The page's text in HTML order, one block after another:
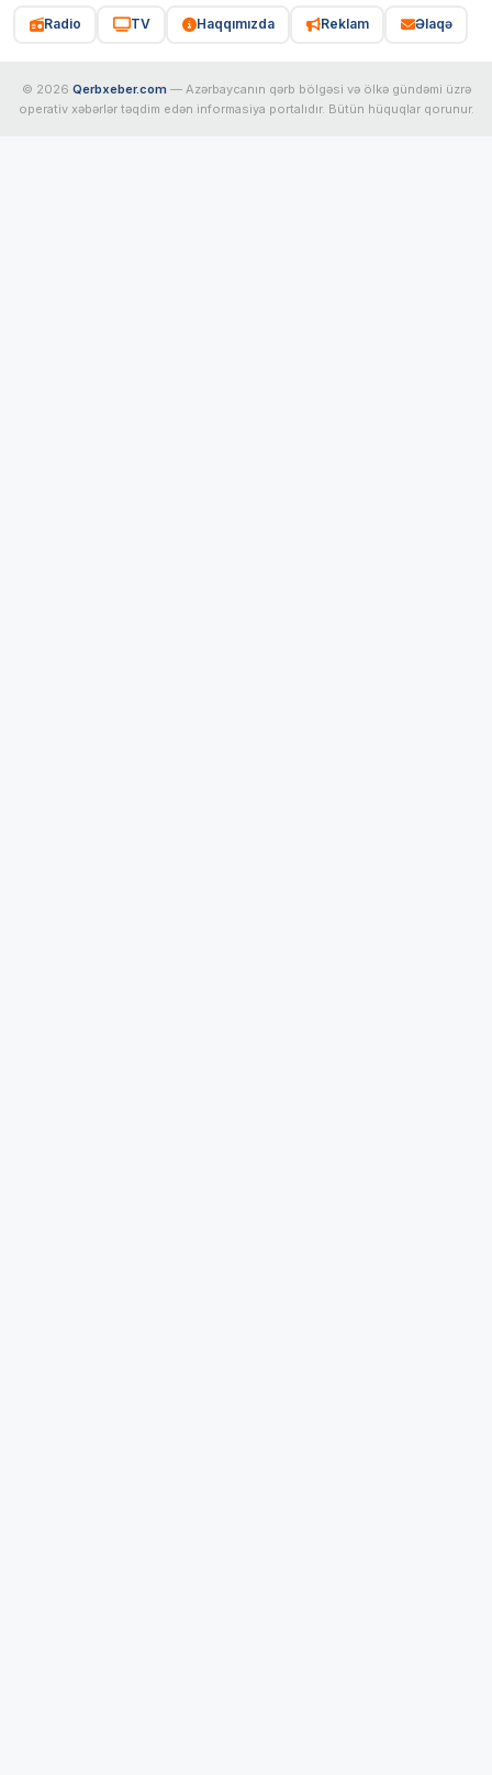
Radio TV Haqqımızda Reklam Əlaqə
© 2026 Qerbxeber.com — Azərbaycanın qərb bölgəsi və ölkə gündəmi üzrə
operativ xəbərlər təqdim edən informasiya portalıdır. Bütün hüquqlar qorunur.